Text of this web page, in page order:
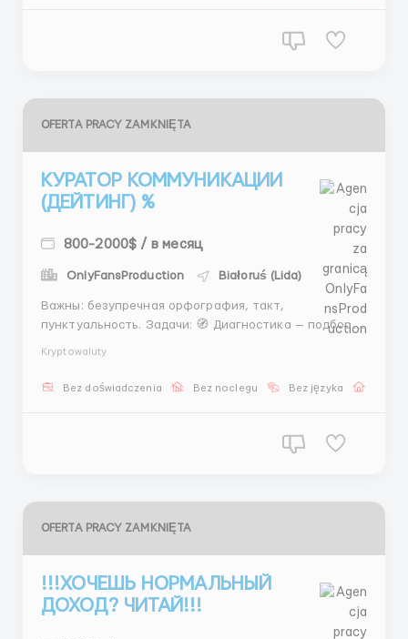
OFERTA PRACY ZAMKNIĘTA
КУРАТОР КОММУНИКАЦИИ
(ДЕЙТИНГ) %
800-2000$ / в месяц
OnlyFansProduction Białoruś (Lida)
Важны: безупречная орфография, такт,
пунктуальность. Задачи: 🧭 Диагностика — подбор —
конверсию. 🎓 Практикумы и еженедельные
Kryptowaluty
Bez doświadczenia Bez noclegu Bez języka
OFERTA PRACY ZAMKNIĘTA
!!!ХОЧЕШЬ НОРМАЛЬНЫЙ
ДОХОД? ЧИТАЙ!!!